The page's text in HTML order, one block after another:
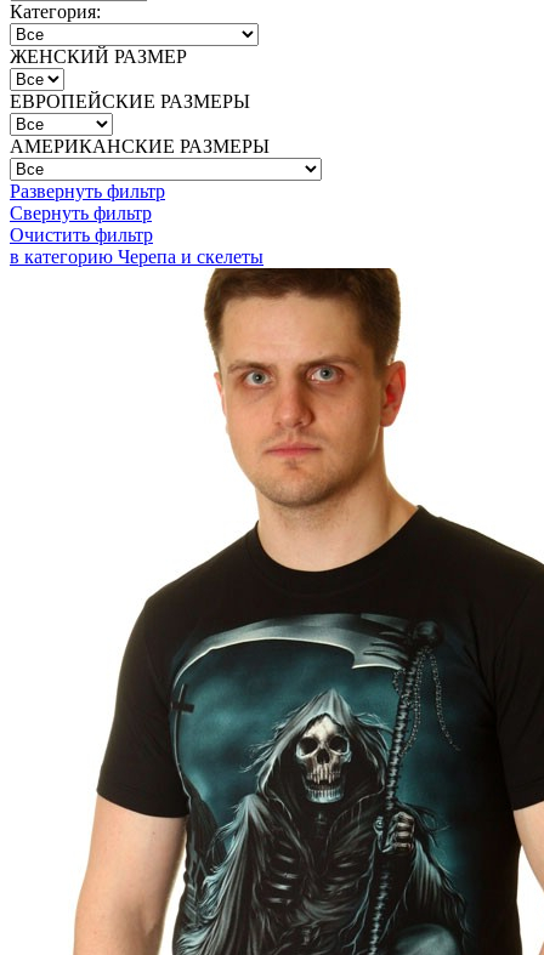
Категория:
ЖЕНСКИЙ РАЗМЕР
ЕВРОПЕЙСКИЕ РАЗМЕРЫ
АМЕРИКАНСКИЕ РАЗМЕРЫ
Развернуть фильтр
Свернуть фильтр
Очистить фильтр
в категорию Черепа и скелеты